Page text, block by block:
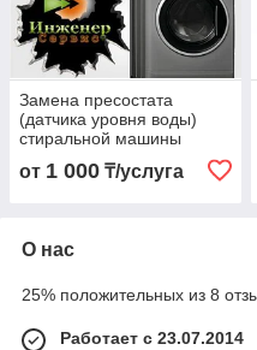
Замена пресостата
(датчика уровня воды)
стиральной машины
Panasonic/Панасоник
от 1 000 ₸/услуга
О нас
25% положительных из 8
Работает с 23.07.2014